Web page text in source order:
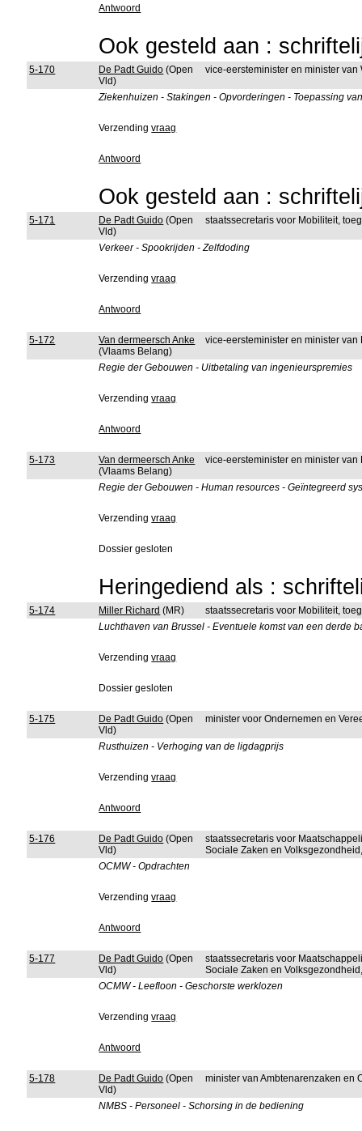
Antwoord
Ook gesteld aan :
5-170 De Padt Guido (Open
Vld)
vice-eersteminister en minister
Ziekenhuizen - Stakingen - Opvorderingen - Toepassing
Verzendingvraag
Antwoord
Ook gesteld aan :
5-171 De Padt Guido (Open
Vld)
staatssecretaris voor Mobiliteit,
Verkeer - Spookrijden - Zelfdoding
Verzendingvraag
Antwoord
5-172
Van dermeersch Anke
(Vlaams Belang)
vice-eersteminister en minister
Regie der Gebouwen - Uitbetaling van ingenieurspremies
Verzendingvraag
Antwoord
5-173
Van dermeersch Anke
(Vlaams Belang)
vice-eersteminister en minister
Regie der Gebouwen - Human resources - Geïntegreerd
Verzendingvraag
Dossier gesloten
Heringediend als :
5-174 Miller Richard (MR)
staatssecretaris voor Mobiliteit,
Luchthaven van Brussel - Eventuele komst van een derde
Verzendingvraag
Dossier gesloten
5-175 De Padt Guido (Open
Vld)
minister voor Ondernemen en
Rusthuizen - Verhoging van de ligdagprijs
Verzendingvraag
Antwoord
5-176 De Padt Guido (Open
Vld)
staatssecretaris voor
Sociale Zaken en
OCMW - Opdrachten
Verzendingvraag
Antwoord
5-177 De Padt Guido (Open
Vld)
staatssecretaris voor
Sociale Zaken en
OCMW - Leefloon - Geschorste werklozen
Verzendingvraag
Antwoord
5-178 De Padt Guido (Open
Vld)
minister van Ambtenarenzaken en
NMBS - Personeel - Schorsing in de bediening